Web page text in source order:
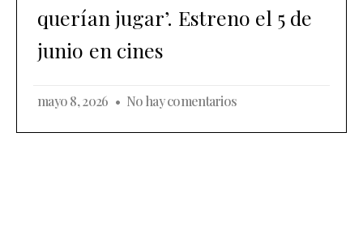
querían jugar’. Estreno el 5 de
junio en cines
mayo 8, 2026 No hay comentarios